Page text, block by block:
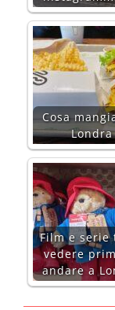
Cosa
Londra
Film e serie
vedere
andare a